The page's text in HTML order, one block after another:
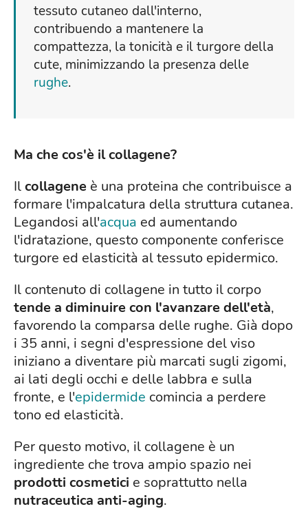
tessuto cutaneo dall'interno,
contribuendo a mantenere la
compattezza, la tonicità e il turgore della
cute, minimizzando la presenza delle
rughe.
Ma che cos'è il collagene?
Ilcollagene è una proteina che contribuisce a
formare l'impalcatura della struttura cutanea.
Legandosi all'acqua ed aumentando
l'idratazione, questo componente conferisce
turgore ed elasticità al tessuto epidermico.
Il contenuto di collagene in tutto il corpo
tende a diminuire con l'avanzare dell'età,
favorendo la comparsa delle rughe. Già dopo
i 35 anni, i segni d'espressione del viso
iniziano a diventare più marcati sugli zigomi,
ai lati degli occhi e delle labbra e sulla
fronte, e l'epidermide comincia a perdere
tono ed elasticità.
Per questo motivo, il collagene è un
ingrediente che trova ampio spazio nei
prodotti cosmetici e soprattutto nella
nutraceutica anti-aging.